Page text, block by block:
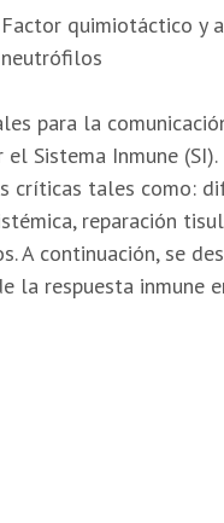
Factor quimiotáctico y
neutrófilos
para la
Sistema Inmune (SI).
críticas tales como:
reparación
A continuación, se
la respuesta inmune